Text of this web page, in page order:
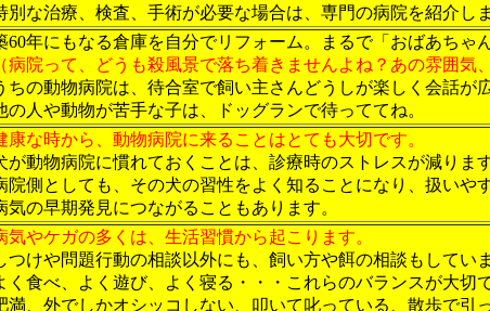
別な治療、検査、手術が必要な場合は、専門の病院を紹介しま
60年にもなる倉庫を自分でリフォーム。まるで「おばあちゃ
（病院って、どうも殺風景で落ち着きませんよね？あの雰囲気
ちの動物病院は、待合室で飼い主さんどうしが楽しく会話が
の人や動物が苦手な子は、ドッグランで待っててね。
康な時から、動物病院に来ることはとても大切です。
が動物病院に慣れておくことは、診療時のストレスが減ります
院側としても、その犬の習性をよく知ることになり、扱いや
気の早期発見につながることもあります。
気やケガの多くは、生活習慣から起こります。
つけや問題行動の相談以外にも、飼い方や餌の相談もしていま
く食べ、よく遊び、よく寝る・・・これらのバランスが大切で
満、外でしかオシッコしない、叩いて叱っている、散歩で引